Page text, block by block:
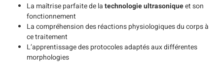
La maîtrise parfaite de latechnologie ultrasoniqueet son
fonctionnement
La compréhension des réactions physiologiques du corps à
ce traitement
L’apprentissage des protocoles adaptés aux différentes
morphologies